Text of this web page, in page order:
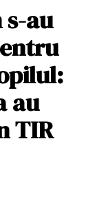
au
au
TIR